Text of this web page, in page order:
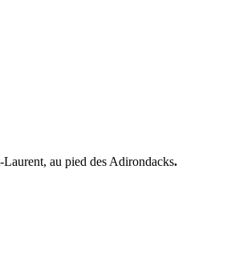
au pied des Adirondacks.